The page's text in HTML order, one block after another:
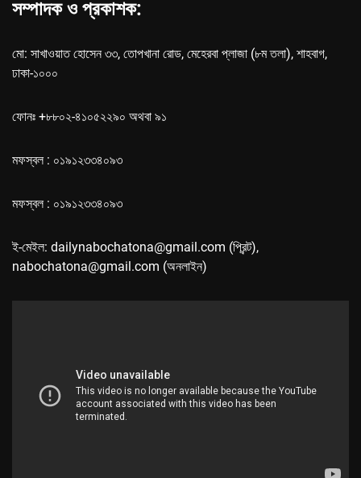
সম্পাদক ও প্রকাশক:
মো: সাখাওয়াত হোসেন ৩৩, তোপখানা রোড, মেহেরবা প্লাজা (৮ম তলা), শাহবাগ,
ঢাকা-১০০০
ফোনঃ +৮৮০২-৪১০৫২২৯০ অথবা ৯১
মফস্বল : ০১৯১২৩৩৪০৯৩
মফস্বল : ০১৯১২৩৩৪০৯৩
ই-মেইল: dailynabochatona@gmail.com (প্রিন্ট),
nabochatona@gmail.com (অনলাইন)